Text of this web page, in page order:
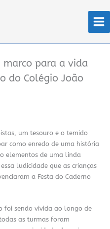
marco para a vida
do Colégio João
um tesouro e o temido
como enredo de uma história
elementos de uma linda
ludicidade que as crianças
a Festa do Caderno
foi sendo vivida ao longo de
as turmas foram